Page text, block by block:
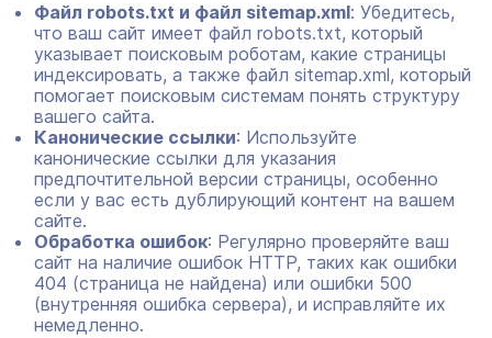
Файл robots.txt и файл sitemap.xml: Убедитесь,
что ваш сайт имеет файл robots.txt, который
указывает поисковым роботам, какие страницы
индексировать, а также файл sitemap.xml, который
помогает поисковым системам понять структуру
вашего сайта.
Канонические ссылки: Используйте
канонические ссылки для указания
предпочтительной версии страницы, особенно
если у вас есть дублирующий контент на вашем
сайте.
Обработка ошибок: Регулярно проверяйте ваш
сайт на наличие ошибок HTTP, таких как ошибки
404 (страница не найдена) или ошибки 500
(внутренняя ошибка сервера), и исправляйте их
немедленно.